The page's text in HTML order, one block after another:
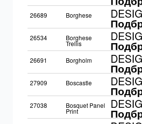
26689 Borghese
26534 Borghese
Trellis
26691 Borgholm
27909 Boscastle
27038 Bosquet Panel
Print